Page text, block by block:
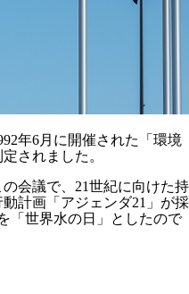
年6月に開催された「環境
されました。
会議で、21世紀に向けた持
計画「アジェンダ21」が採
「世界水の日」としたので